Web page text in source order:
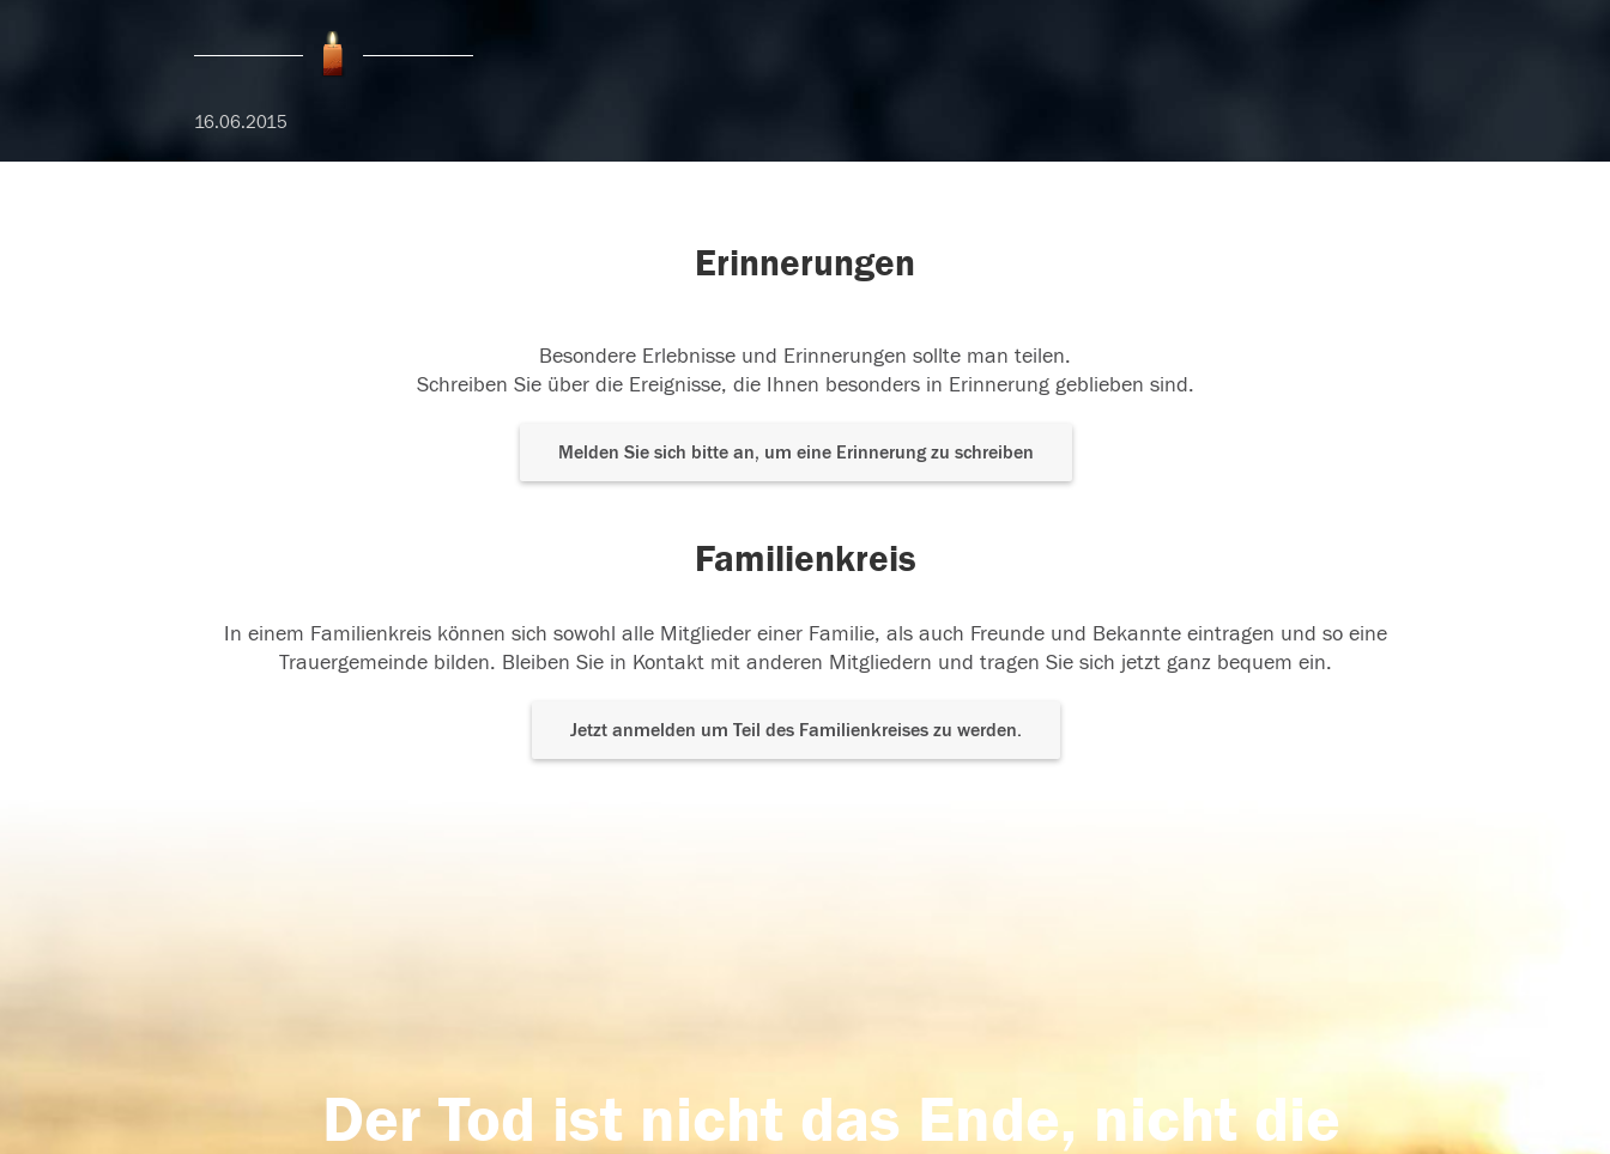
16.06.2015
Erinnerungen
Besondere Erlebnisse und Erinnerungen sollte man teilen.
Schreiben Sie über die Ereignisse, die Ihnen besonders in Erinnerung geblieben sind.
Melden Sie sich bitte an, um eine Erinnerung zu schreiben
Familienkreis
In einem Familienkreis können sich sowohl alle Mitglieder einer Familie, als auch Freunde und Bekannte eintragen und so eine
Trauergemeinde bilden. Bleiben Sie in Kontakt mit anderen Mitgliedern und tragen Sie sich jetzt ganz bequem ein.
Jetzt anmelden um Teil des Familienkreises zu werden.
Der Tod ist nicht das Ende, nicht die